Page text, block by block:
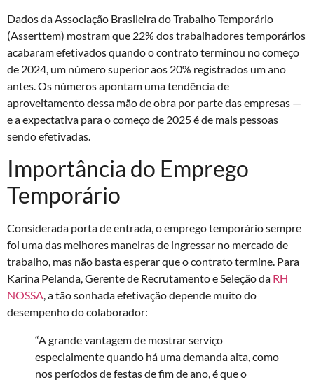
Dados da Associação Brasileira do Trabalho Temporário
(Asserttem) mostram que 22% dos trabalhadores temporários
acabaram efetivados quando o contrato terminou no começo
de 2024, um número superior aos 20% registrados um ano
antes. Os números apontam uma tendência de
aproveitamento dessa mão de obra por parte das empresas —
e a expectativa para o começo de 2025 é de mais pessoas
sendo efetivadas.
Importância do Emprego
Temporário
Considerada porta de entrada, o emprego temporário sempre
foi uma das melhores maneiras de ingressar no mercado de
trabalho, mas não basta esperar que o contrato termine. Para
Karina Pelanda, Gerente de Recrutamento e Seleção da RH
NOSSA , a tão sonhada efetivação depende muito do
desempenho do colaborador:
“A grande vantagem de mostrar serviço
especialmente quando há uma demanda alta, como
nos períodos de festas de fim de ano, é que o